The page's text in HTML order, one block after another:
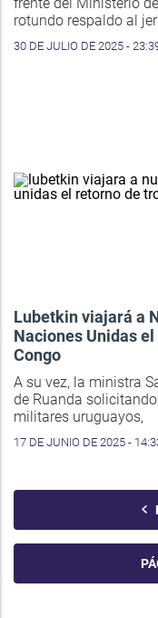
frente del Ministerio
rotundo respaldo al
30 DE JULIO DE 2025 -
Lubetkin viajará a
Naciones Unidas
Congo
A su vez, la ministra
de Ruanda
militares uruguayos,
17 DE JUNIO DE 2025 -